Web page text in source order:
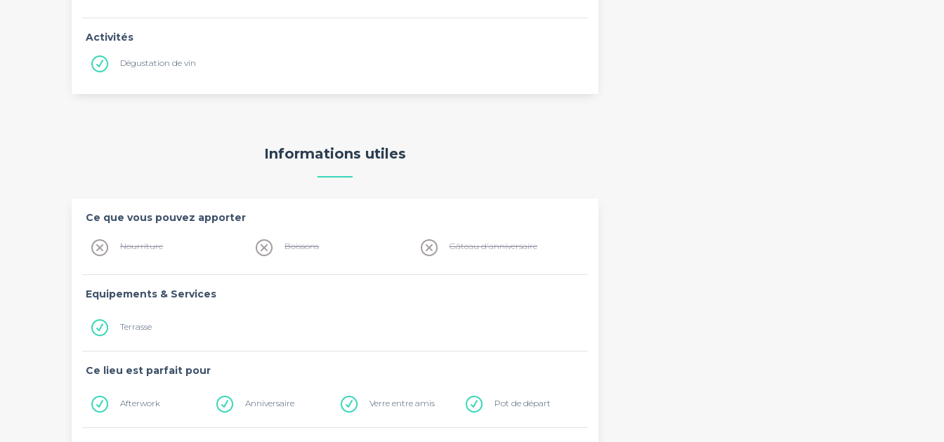
Activités
Dégustation de vin
Informations utiles
Ce que vous pouvez apporter
Nourriture Boissons Gâteau d'anniversaire
Equipements & Services
Terrasse
Ce lieu est parfait pour
Afterwork Anniversaire Verre entre amis Pot de départ